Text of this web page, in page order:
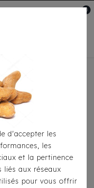
0
Milk&Pepper -
d'accepter les
les
et la pertinence
liés aux réseaux
pour vous offrir